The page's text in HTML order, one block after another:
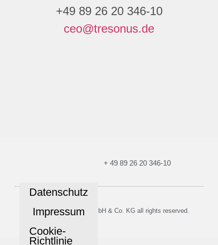
+49 89 26 20 346-10
ceo@tresonus.de
Datenschutz
Impressum
Cookie-
Richtlinie
+ 49 89 26 20 346-10
© 2026 TRESONUS GmbH & Co. KG all rights reserved.